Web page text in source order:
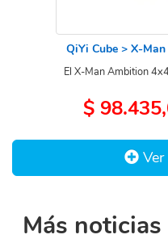
QiYi Cube > X-
El X-Man Ambition
$
Ver
Más noticias